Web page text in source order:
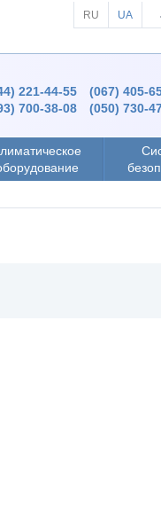
RU UA
221-44-55
700-38-08
(067) 405-
(050) 730-